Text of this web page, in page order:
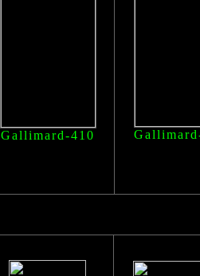
Gallimard-410